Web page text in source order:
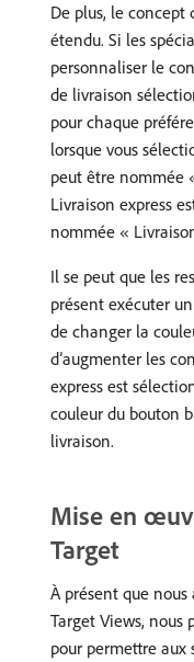
De plus, le concept
étendu. Si les
personnaliser le
de livraison
pour chaque
lorsque vous
peut être nommée
Livraison express
nommée «
Il se peut que les
présent exécuter
de changer la
d’augmenter les
express est
couleur du bouton
livraison.
Mise en
Target
À présent que nous
Target Views, nous
pour permettre aux